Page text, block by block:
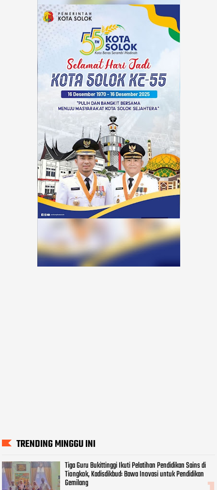
TRENDING MINGGU INI
Tiga Guru Bukittinggi Ikuti Pelatihan Pendidikan Sains di
Tiongkok, Kadisdikbud: Bawa Inovasi untuk Pendidikan
Gemilang